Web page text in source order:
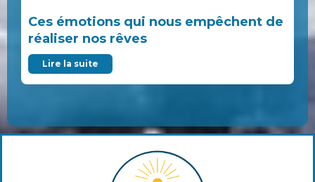
Ces émotions qui nous empêchent de
réaliser nos rêves
Lire la suite